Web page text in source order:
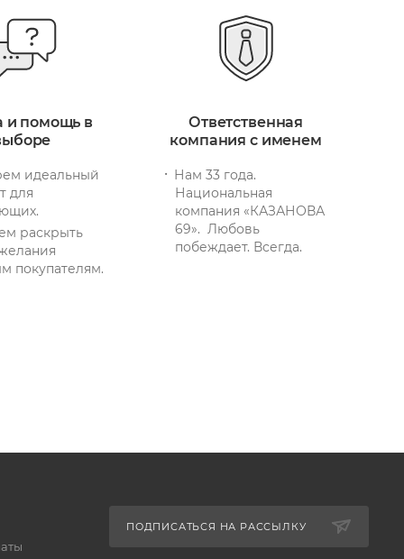
и помощь в
идеальный
для
раскрыть
покупателям.
Ответственная
компания с именем
Нам 33 года.
Национальная
компания «КАЗАНОВА
69». Любовь
побеждает. Всегда.
ПОДПИСАТЬСЯ НА РАССЫЛКУ